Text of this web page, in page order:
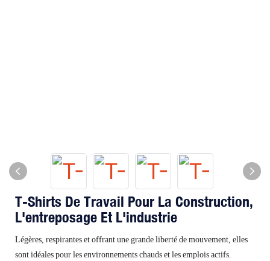
T-Shirts De Travail Pour La Construction,
L'entreposage Et L'industrie
Légères, respirantes et offrant une grande liberté de mouvement, elles
sont idéales pour les environnements chauds et les emplois actifs.